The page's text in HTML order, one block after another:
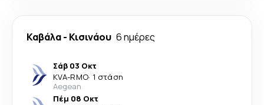
Καβάλα- Κισινάου 6 ημέρες
Σάβ 03 Οκτ
KVA-RMO· 1 στάση
Aegean
Πέμ 08 Οκτ